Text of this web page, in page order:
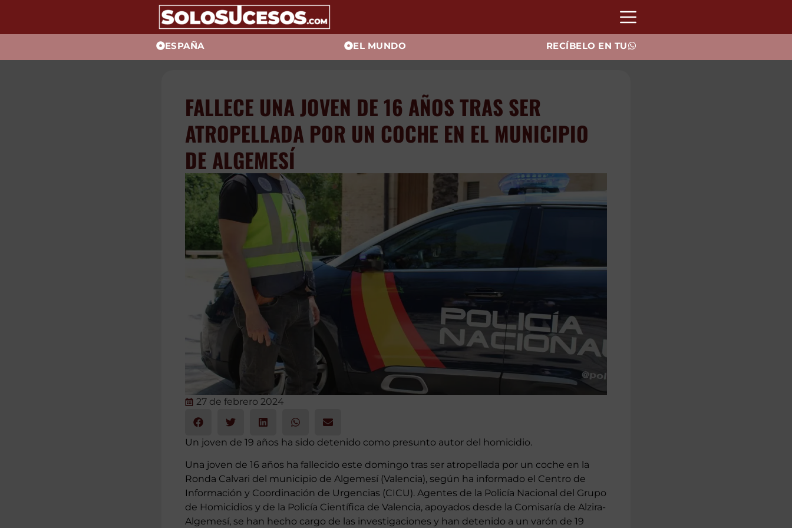
ESPAÑA EL MUNDO RECÍBELO EN TU
FALLECE UNA JOVEN DE 16 AÑOS TRAS
SER ATROPELLADA POR UN COCHE EN
EL MUNICIPIO DE ALGEMESÍ
27 de febrero 2024
Un joven de 19 años ha sido detenido como presunto autor del homicidio.
Una joven de 16 años ha fallecido este domingo tras ser atropellada por un coche en la
Ronda Calvari del municipio de Algemesí (Valencia), según ha informado el Centro de
Información y Coordinación de Urgencias (CICU). Agentes de la Policía Nacional del Grupo
de Homicidios y de la Policía Científica de Valencia, apoyados desde la Comisaría de Alzira-
Algemesí, se han hecho cargo de las investigaciones y han detenido a un varón de 19